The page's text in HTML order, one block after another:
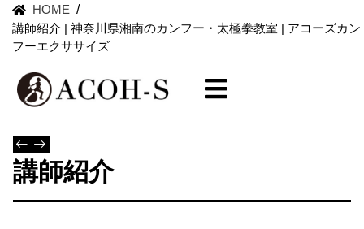
HOME /
講師紹介 | 神奈川県湘南のカンフー・太極拳教室 | アコーズカン
フーエクササイズ
講師紹介